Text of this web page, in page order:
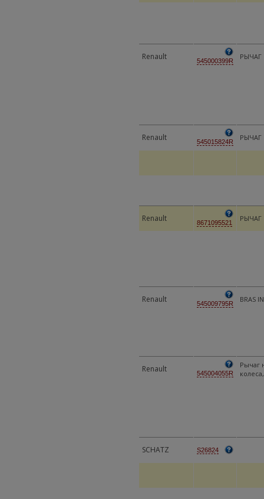
Renault 545000399R РЫЧАГ
Renault 545015824R РЫЧАГ
Renault 8671095521 РЫЧАГ
Renault 545009795R BRAS
Renault 545004055R
Рычаг
SCHATZ S26824